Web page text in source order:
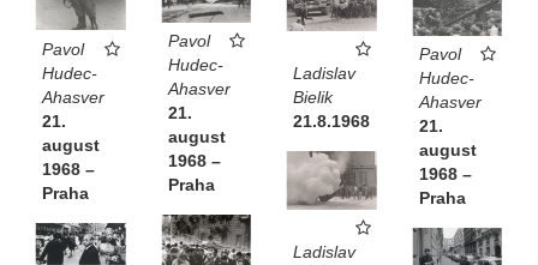
Pavol
Hudec-
Ahasver
21.
august
1968 –
Praha
Pavol
Hudec-
Ahasver
21.
august
1968 –
Praha
Pavol
Hudec-
Ahasver
21.
august
1968 –
Praha
Ladislav
Bielik
21.8.1968
Ladislav